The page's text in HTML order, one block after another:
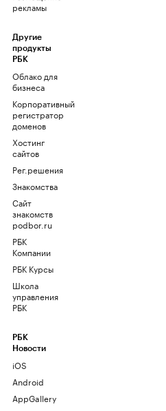
рекламы
Другие
продукты
РБК
Облако для
бизнеса
Корпоративный
регистратор
доменов
Хостинг
сайтов
Рег.решения
Знакомства
Сайт
знакомств
podbor.ru
РБК
Компании
РБК Курсы
Школа
управления
РБК
РБК
Новости
iOS
Android
AppGallery